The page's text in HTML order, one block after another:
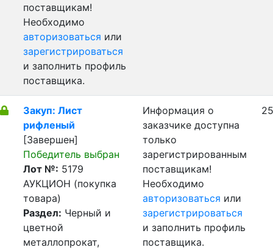
поставщикам!
Необходимо
авторизоваться или
зарегистрироваться
и заполнить профиль
поставщика.
Закуп: Лист
рифленый
[Завершен]
Победитель выбран
Лот №: 5179
АУКЦИОН (покупка
товара)
Раздел: Черный и
цветной
металлопрокат,
Информация о
заказчике доступна
только
зарегистрированным
поставщикам!
Необходимо
авторизоваться или
зарегистрироваться
и заполнить профиль
поставщика.